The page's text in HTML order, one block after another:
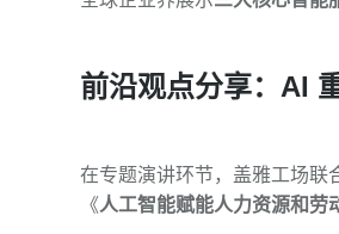
前沿观点分享：AI
在专题演讲环节，盖雅工场联
《人工智能赋能人力资源和劳